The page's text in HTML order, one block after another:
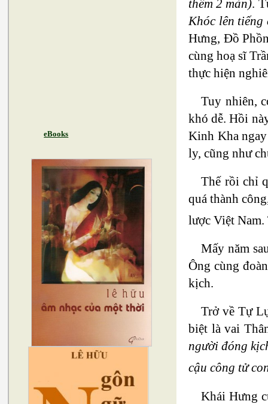
eBooks
thêm 2 màn).
Khóc lên tiếng
Hưng, Đồ
cùng hoạ sĩ
thực hiện
Tuy nhiên,
khó dễ. Hồi
Kinh Kha
ly, cũng như
Thế rồi chỉ
quá thành
lược Việt
Mấy năm
Ông cùng
kịch.
Trở về Tự
biệt là vai
người đóng
cậu công tử
Khái Hưng